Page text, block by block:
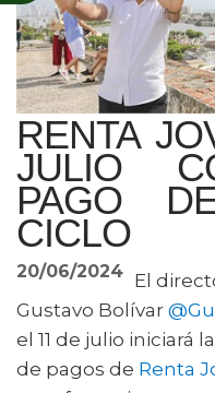
RENTA
JULIO
PAGO
CICLO
20/06/2024 El
Gustavo Bolívar
el 11 de julio iniciará
de pagos de Renta